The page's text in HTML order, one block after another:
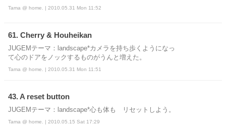
Tama @ home. | 2010.05.31 Mon 11:52
61. Cherry & Houheikan
JUGEMテーマ：landscape*カメラを持ち歩くようになっ
て心のドアをノックするものがうんと増えた。
Tama @ home. | 2010.05.31 Mon 11:51
43. A reset button
JUGEMテーマ：landscape*心も体も リセットしよう。
Tama @ home. | 2010.05.15 Sat 17:29